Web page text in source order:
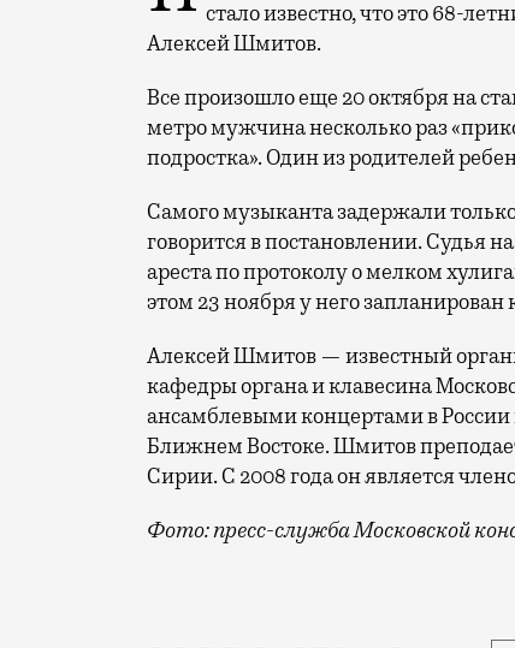
стало известно, что это 68-
Алексей Шмитов.
Все произошло еще 20 октября на
метро мужчина несколько раз
подростка». Один из родителей
Самого музыканта задержали
говорится в постановлении. Судья
ареста по протоколу о мелком
этом 23 ноября у него запланирован
Алексей Шмитов — известный
кафедры органа и клавесина
ансамблевыми концертами в России
Ближнем Востоке. Шмитов
Сирии. С 2008 года он является
Фото: пресс-служба Московской